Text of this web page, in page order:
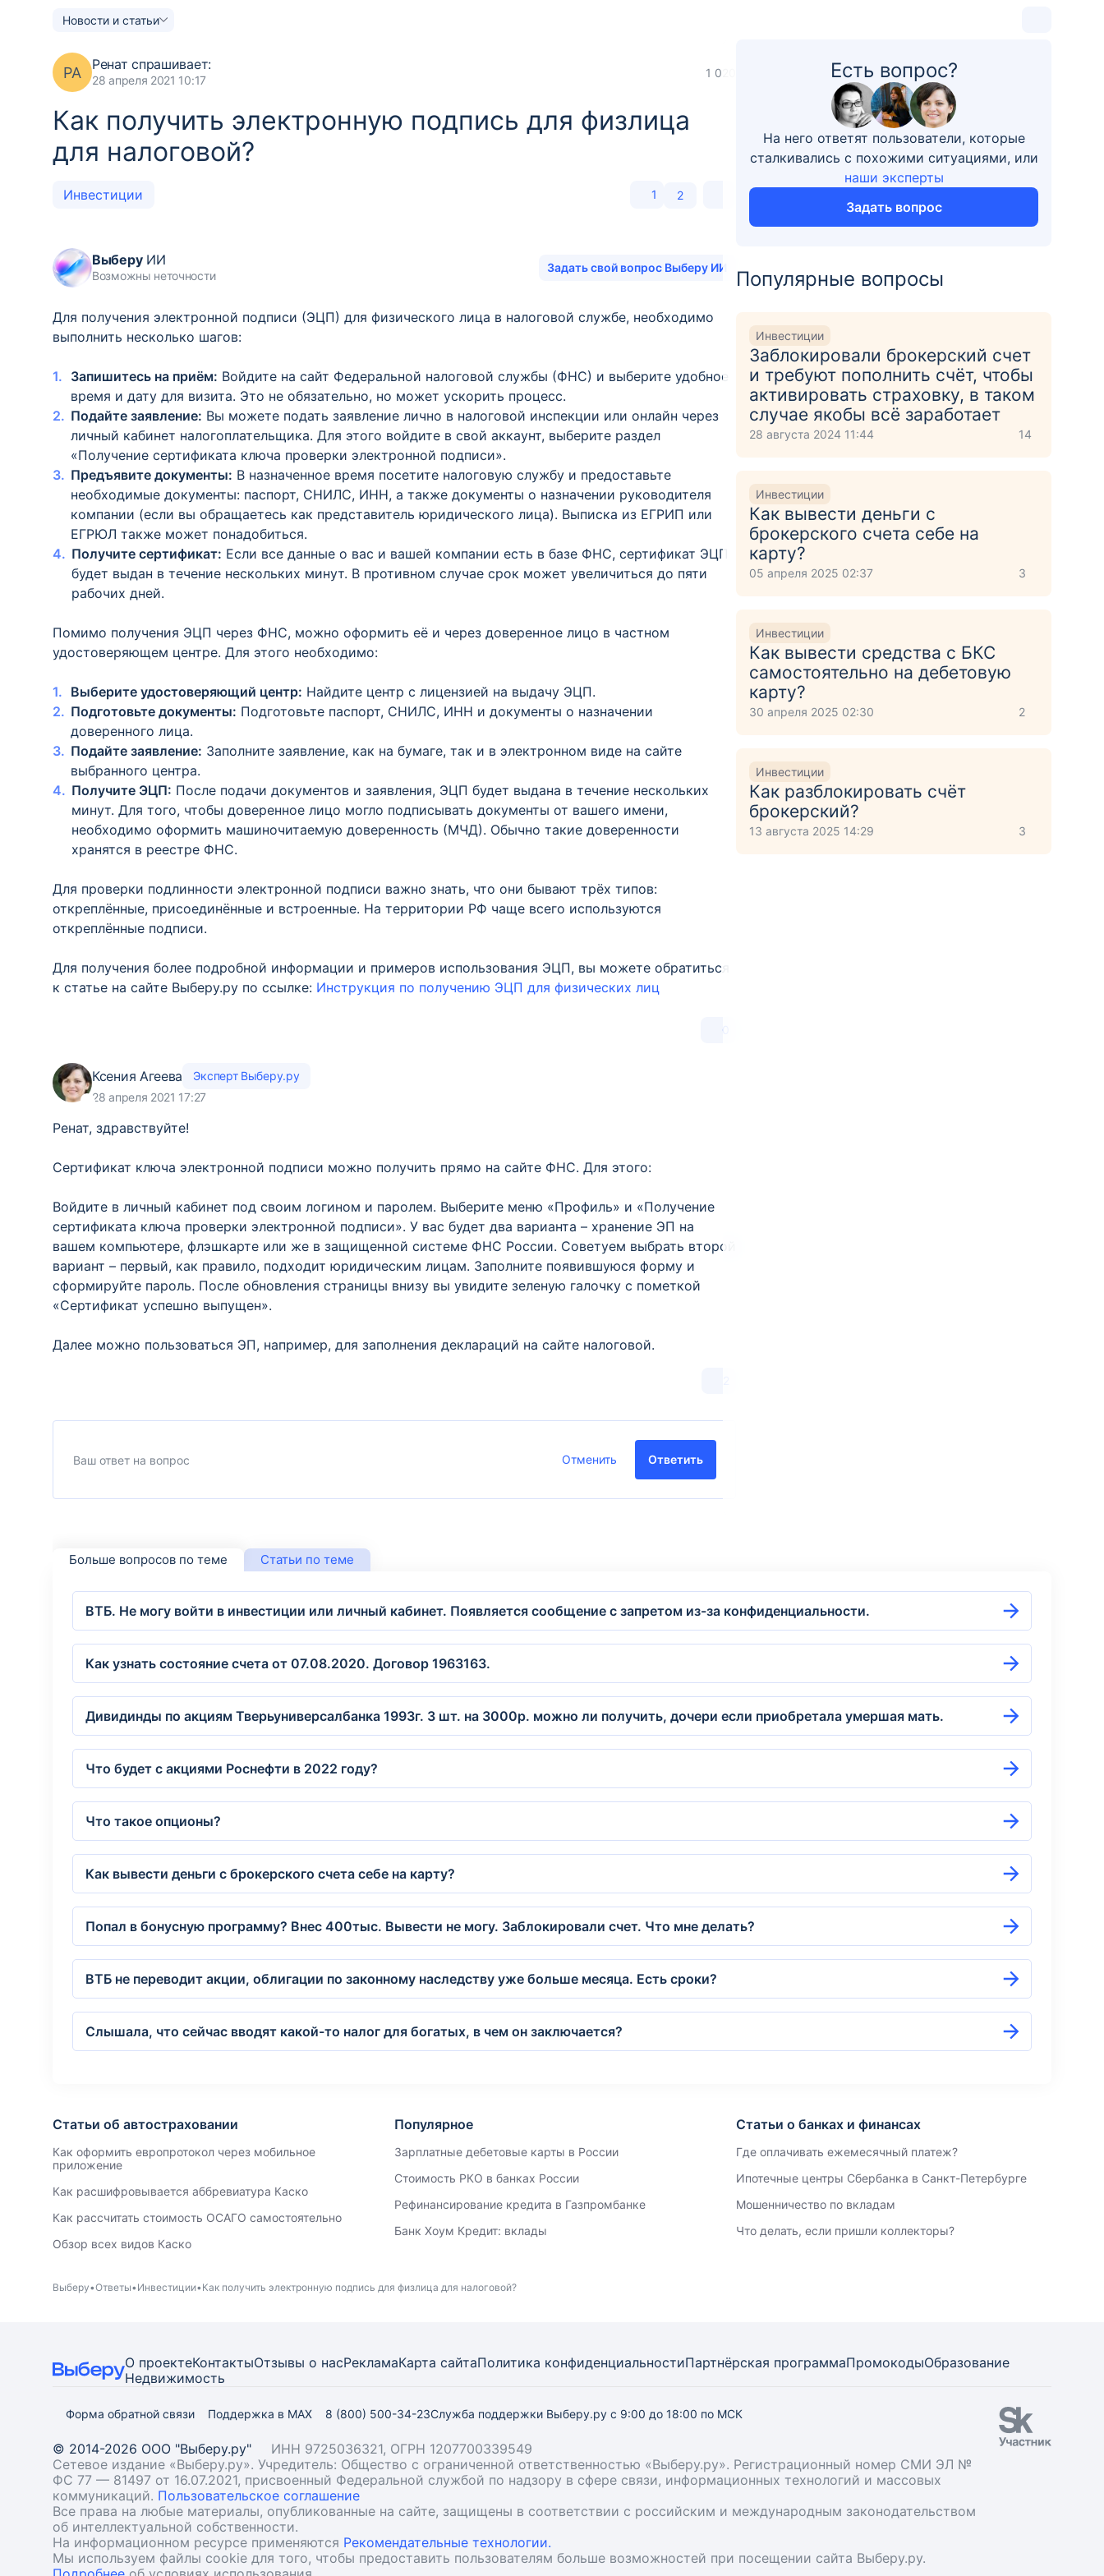
Новости и статьи
РА Ренат спрашивает:
28 апреля 2021 10:17
1 020
Как получить электронную подпись для физлица
для налоговой?
Инвестиции 1 2
ВыберуИИ
Возможны неточности
Задать свой вопрос Выберу ИИ
Для получения электронной подписи (ЭЦП) для физического лица в налоговой службе, необходимо
выполнить несколько шагов:
Запишитесь на приём: Войдите на сайт Федеральной налоговой службы (ФНС) и выберите удобное
время и дату для визита. Это не обязательно, но может ускорить процесс.
Подайте заявление: Вы можете подать заявление лично в налоговой инспекции или онлайн через
личный кабинет налогоплательщика. Для этого войдите в свой аккаунт, выберите раздел
«Получение сертификата ключа проверки электронной подписи».
Предъявите документы: В назначенное время посетите налоговую службу и предоставьте
необходимые документы: паспорт, СНИЛС, ИНН, а также документы о назначении руководителя
компании (если вы обращаетесь как представитель юридического лица). Выписка из ЕГРИП или
ЕГРЮЛ также может понадобиться.
Получите сертификат: Если все данные о вас и вашей компании есть в базе ФНС, сертификат ЭЦП
будет выдан в течение нескольких минут. В противном случае срок может увеличиться до пяти
рабочих дней.
Помимо получения ЭЦП через ФНС, можно оформить её и через доверенное лицо в частном
удостоверяющем центре. Для этого необходимо:
Выберите удостоверяющий центр: Найдите центр с лицензией на выдачу ЭЦП.
Подготовьте документы: Подготовьте паспорт, СНИЛС, ИНН и документы о назначении
доверенного лица.
Подайте заявление: Заполните заявление, как на бумаге, так и в электронном виде на сайте
выбранного центра.
Получите ЭЦП: После подачи документов и заявления, ЭЦП будет выдана в течение нескольких
минут. Для того, чтобы доверенное лицо могло подписывать документы от вашего имени,
необходимо оформить машиночитаемую доверенность (МЧД). Обычно такие доверенности
хранятся в реестре ФНС.
Для проверки подлинности электронной подписи важно знать, что они бывают трёх типов:
откреплённые, присоединённые и встроенные. На территории РФ чаще всего используются
откреплённые подписи.
Для получения более подробной информации и примеров использования ЭЦП, вы можете обратиться
к статье на сайте Выберу.ру по ссылке: Инструкция по получению ЭЦП для физических лиц
0
Ксения Агеева
Эксперт Выберу.ру
28 апреля 2021 17:27
Ренат, здравствуйте!
Сертификат ключа электронной подписи можно получить прямо на сайте ФНС. Для этого:
Войдите в личный кабинет под своим логином и паролем. Выберите меню «Профиль» и «Получение
сертификата ключа проверки электронной подписи». У вас будет два варианта – хранение ЭП на
вашем компьютере, флэшкарте или же в защищенной системе ФНС России. Советуем выбрать второй
вариант – первый, как правило, подходит юридическим лицам. Заполните появившуюся форму и
сформируйте пароль. После обновления страницы внизу вы увидите зеленую галочку с пометкой
«Сертификат успешно выпущен».
Далее можно пользоваться ЭП, например, для заполнения деклараций на сайте налоговой.
Отменить Ответить
Есть вопрос?
На него ответят пользователи, которые
сталкивались с похожими ситуациями, или
наши эксперты
Задать вопрос
Популярные вопросы
Инвестиции
Заблокировали брокерский счет
и требуют пополнить счёт, чтобы
активировать страховку, в таком
случае якобы всё заработает
28 августа 2024 11:44 14
Инвестиции
Как вывести деньги с
брокерского счета себе на
карту?
05 апреля 2025 02:37 3
Инвестиции
Как вывести средства с БКС
самостоятельно на дебетовую
карту?
30 апреля 2025 02:30 2
Инвестиции
Как разблокировать счёт
брокерский?
13 августа 2025 14:29 3
Больше вопросов по теме Статьи по теме
ВТБ. Не могу войти в инвестиции или личный кабинет. Появляется сообщение с запретом из-за конфиденциальности.
Как узнать состояние счета от 07.08.2020. Договор 1963163.
Дивидинды по акциям Тверьуниверсалбанка 1993г. 3 шт. на 3000р. можно ли получить, дочери если приобретала умершая мать.
Что будет с акциями Роснефти в 2022 году?
Что такое опционы?
Как вывести деньги с брокерского счета себе на карту?
Попал в бонусную программу? Внес 400тыс. Вывести не могу. Заблокировали счет. Что мне делать?
ВТБ не переводит акции, облигации по законному наследству уже больше месяца. Есть сроки?
Слышала, что сейчас вводят какой-то налог для богатых, в чем он заключается?
Статьи об автостраховании
Как оформить европротокол через мобильное
приложение
Как расшифровывается аббревиатура Каско
Как рассчитать стоимость ОСАГО самостоятельно
Обзор всех видов Каско
Популярное
Зарплатные дебетовые карты в России
Стоимость РКО в банках России
Рефинансирование кредита в Газпромбанке
Банк Хоум Кредит: вклады
Статьи о банках и финансах
Где оплачивать ежемесячный платеж?
Ипотечные центры Сбербанка в Санкт-Петербурге
Мошенничество по вкладам
Что делать, если пришли коллекторы?
Выберу Ответы Инвестиции Как получить электронную подпись для физлица для налоговой?
О проектеКонтактыОтзывы о насРекламаКарта сайтаПолитика конфиденциальностиПартнёрская программаПромокодыОбразование
Недвижимость
Форма обратной связи Поддержка в MAX 8 (800) 500-34-23Служба поддержки Выберу.ру с 9:00 до 18:00 по МСК
© 2014-2026 ООО "Выберу.ру"
ИНН 9725036321, ОГРН 1207700339549
Сетевое издание «Выберу.ру». Учредитель: Общество с ограниченной ответственностью «Выберу.ру». Регистрационный номер СМИ ЭЛ №
ФС 77 — 81497 от 16.07.2021, присвоенный Федеральной службой по надзору в сфере связи, информационных технологий и массовых
коммуникаций. Пользовательское соглашение
Все права на любые материалы, опубликованные на сайте, защищены в соответствии с российским и международным законодательством
об интеллектуальной собственности.
На информационном ресурсе применяются Рекомендательные технологии.
Мы используем файлы cookie для того, чтобы предоставить пользователям больше возможностей при посещении сайта Выберу.ру.